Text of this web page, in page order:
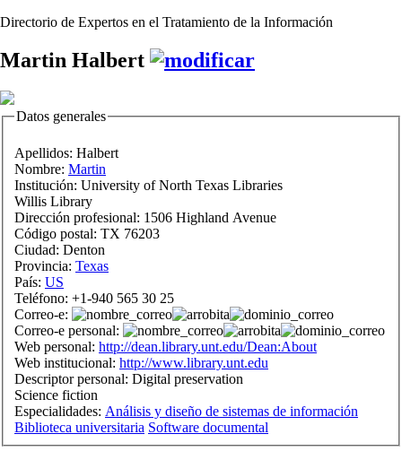
Directorio de Expertos en el Tratamiento de la Información
Martin Halbert
Datos generales
Apellidos: Halbert
Nombre: Martin
Institución: University of North Texas Libraries
Willis Library
Dirección profesional: 1506 Highland Avenue
Código postal: TX 76203
Ciudad: Denton
Provincia: Texas
País: US
Teléfono: +1-940 565 30 25
Correo-e:
Correo-e personal:
Web personal: http://dean.library.unt.edu/Dean:About
Web institucional: http://www.library.unt.edu
Descriptor personal: Digital preservation
Science fiction
Especialidades: Análisis y diseño de sistemas de información
Biblioteca universitaria Software documental